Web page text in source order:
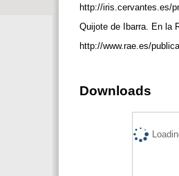
http://iris.cervantes.es/
Quijote de Ibarra. En la
http://www.rae.es/
Downloads